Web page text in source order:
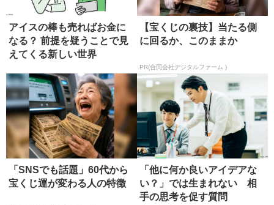
アイスの棒も売ればお金に
なる？ 前提を疑うことで見
えてくる新しい世界
【宝くじの裏技】当たる側
に回るか、このままか
PR(合同会社デジタルファーム )
「SNSでも話題」60代から
宝くじ運が変わる人の特徴
「他に何か良いアイデアな
い？」では生まれない 相
手の思考を促す質問